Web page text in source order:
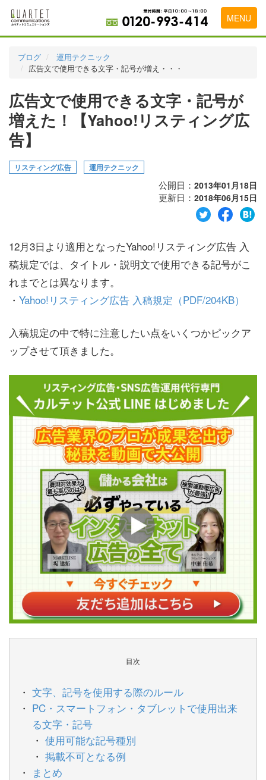
MENU
料金表
実績・お客様の声
初めて導入をお考えの方
代理店の乗り換えをお考えの方
広告代理店・HP制作会社様へ
お問い合わせ
ブログ
運用テクニック
広告文で使用できる文字・記号が増え・・・
広告文で使用できる文字・記号が
増えた！【Yahoo!リスティング広
告】
リスティング広告 運用テクニック
公開日： 2013年01月18日
更新日： 2018年06月15日
12月3日より適用となったYahoo!リスティング広告 入
稿規定では、タイトル・説明文で使用できる記号がこ
れまでとは異なります。
・ Yahoo!リスティング広告 入稿規定（PDF/204KB）
入稿規定の中で特に注意したい点をいくつかピックア
ップさせて頂きました。
目次
文字、記号を使用する際のルール
PC・スマートフォン・タブレットで使用出来
る文字・記号
使用可能な記号種別
掲載不可となる例
まとめ